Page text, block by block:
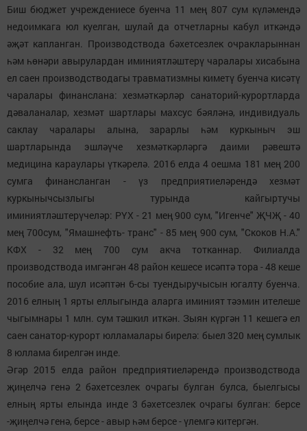
Биш бюджет учреждениесе буенча 11 мең 807 сум күләмендә
недоимкага юл куелган, шулай да отчетларны кабул иткәндә
әҗәт капланган. Производствода бәхетсезлек очракларыннан
һәм һөнәри авырулардан иминиятләштерү чаралары хисабына
ел саен производстводагы травматизмны киметү буенча кисәтү
чаралары финанслана: хезмәткәрләр санаторий-курортларда
дәваланалар, хезмәт шартлары махсус бәяләнә, индивидуаль
саклау чаралары алына, зарарлы һәм куркыныч эш
шартларында эшләүче хезмәткәрләргә даими рәвештә
медицина караулары үткәрелә. 2016 елда 4 оешма 181 мең 200
сумга финансланган - үз предприятиеләрендә хезмәт
куркынычсызлыгы турында кайгыртучы
иминиятләштерүчеләр: РҮХ - 21 мең 900 сум, "Игенче" ҖЧҖ - 40
мең 700сум, "Ямашнефть- транс" - 85 мең 900 сум, "Скоков Н.А."
КФХ - 32 мең 700 сум акча тотканнар. Филиалда
производствода имгәнгән 48 район кешесе исәптә тора - 48 кеше
пособие ала, шул исәптән 6-сы туендыручысын югалту буенча.
2016 елның 1 ярты еллыгында аларга иминият тәэмин ителеше
чыгымнары 1 млн. сум тәшкил иткән. Зыян күргән 11 кешегә ел
саен санатор-курорт юлламалары бирелә: быел 320 мең сумлык
8 юллама бирелгән инде.
Әгәр 2015 елда район предприятиеләрендә производствода
җиңелчә генә 2 бәхетсезлек очрагы булган булса, быелгысы
елның ярты елында инде 3 бәхетсезлек очрагы булган: берсе
-җиңелчә генә, берсе - авыр һәм берсе - үлемгә китергән.